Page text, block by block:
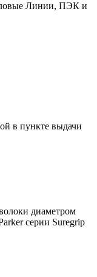
Линии, ПЭК и
в пункте выдачи
диаметром
серии Suregrip